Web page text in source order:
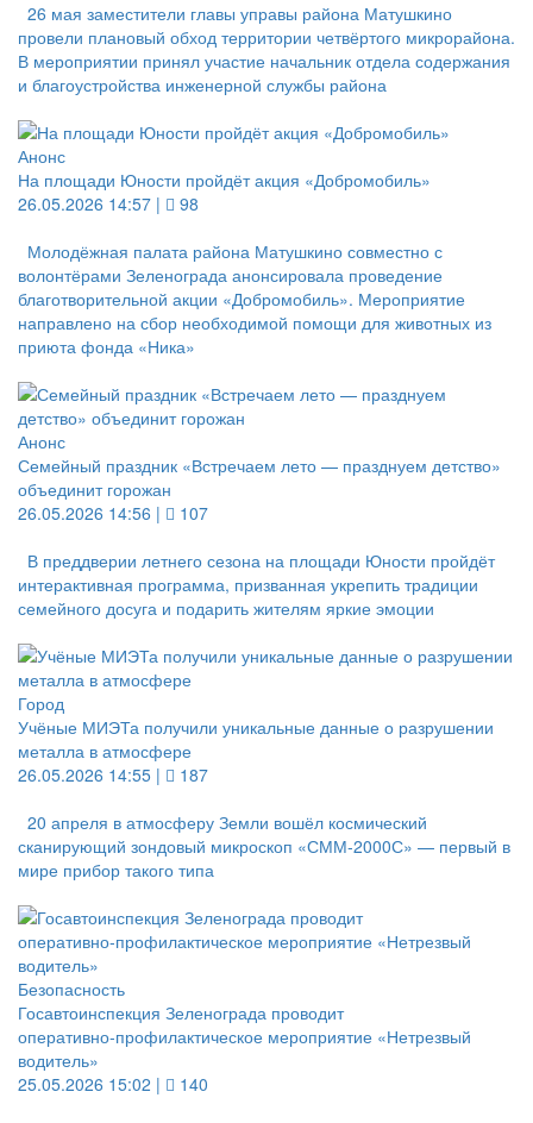
26 мая заместители главы управы района Матушкино
провели плановый обход территории четвёртого микрорайона.
В мероприятии принял участие начальник отдела содержания
и благоустройства инженерной службы района
Анонс
На площади Юности пройдёт акция «Добромобиль»
26.05.2026 14:57 |
98
Молодёжная палата района Матушкино совместно с
волонтёрами Зеленограда анонсировала проведение
благотворительной акции «Добромобиль». Мероприятие
направлено на сбор необходимой помощи для животных из
приюта фонда «Ника»
Анонс
Семейный праздник «Встречаем лето — празднуем детство»
объединит горожан
26.05.2026 14:56 |
107
В преддверии летнего сезона на площади Юности пройдёт
интерактивная программа, призванная укрепить традиции
семейного досуга и подарить жителям яркие эмоции
Город
Учёные МИЭТа получили уникальные данные о разрушении
металла в атмосфере
26.05.2026 14:55 |
187
20 апреля в атмосферу Земли вошёл космический
сканирующий зондовый микроскоп «СММ‑2000С» — первый в
мире прибор такого типа
Безопасность
Госавтоинспекция Зеленограда проводит
оперативно‑профилактическое мероприятие «Нетрезвый
водитель»
25.05.2026 15:02 |
140